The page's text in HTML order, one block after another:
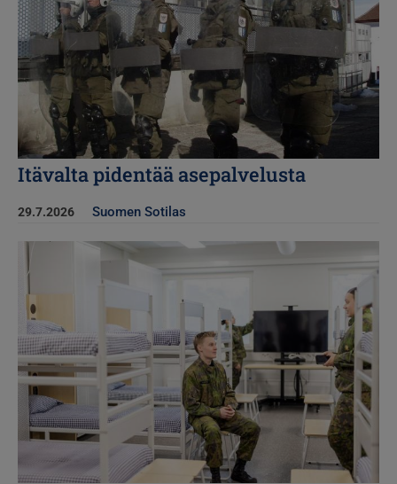
Itävalta pidentää asepalvelusta
29.7.2026 Suomen Sotilas